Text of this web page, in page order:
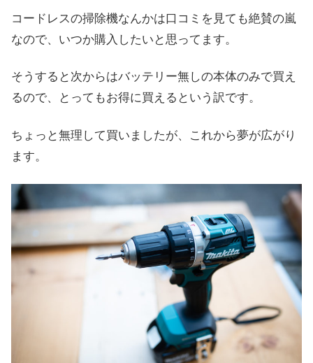
コードレスの掃除機なんかは口コミを見ても絶賛の嵐
なので、いつか購入したいと思ってます。
そうすると次からはバッテリー無しの本体のみで買え
るので、とってもお得に買えるという訳です。
ちょっと無理して買いましたが、これから夢が広がり
ます。